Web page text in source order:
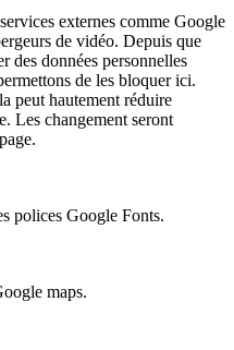
externes comme Google
de vidéo. Depuis que
des données personnelles
de les bloquer ici.
peut hautement réduire
Les changement seront
polices Google Fonts.
maps.